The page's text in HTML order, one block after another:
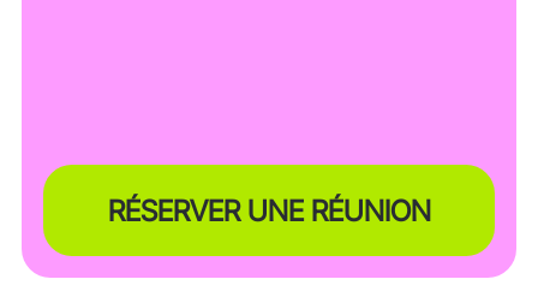
RÉSERVER UNE RÉUNION